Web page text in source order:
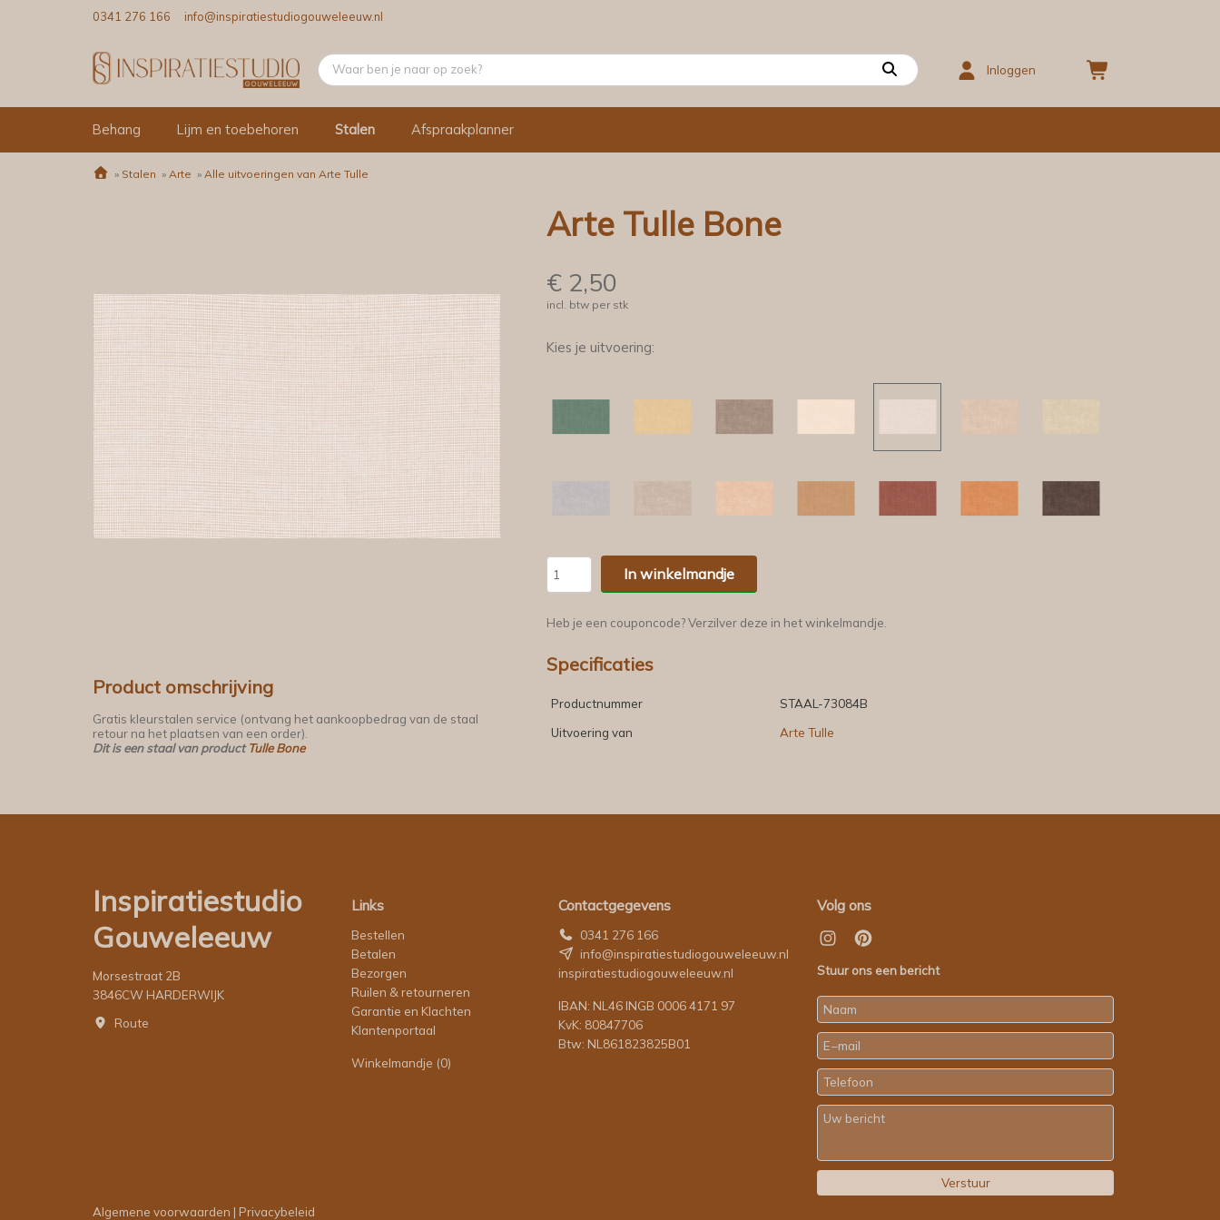
0341 276 166 info@inspiratiestudiogouweleeuw.nl
Inloggen
Behang Lijm en toebehoren Stalen Afspraakplanner
» Stalen » Arte » Alle uitvoeringen van Arte Tulle
Product omschrijving
Gratis kleurstalen service (ontvang het aankoopbedrag van de staal
retour na het plaatsen van een order).
Dit is een staal van productTulle Bone
Arte Tulle Bone
€ 2,50
incl. btw per stk
Kies je uitvoering:
In winkelmandje
Heb je een couponcode? Verzilver deze in het winkelmandje.
Specificaties
Productnummer
STAAL-73084B
Uitvoering van
Arte Tulle
Inspiratiestudio
Gouweleeuw
Morsestraat 2B
3846CW HARDERWIJK
Route
Links
Bestellen
Betalen
Bezorgen
Ruilen & retourneren
Garantie en Klachten
Klantenportaal
Winkelmandje (0)
Contactgegevens
0341 276 166
info@inspiratiestudiogouweleeuw.nl
inspiratiestudiogouweleeuw.nl
IBAN: NL46 INGB 0006 4171 97
KvK: 80847706
Btw: NL861823825B01
Volg ons
Stuur ons een bericht
Algemene voorwaarden | Privacybeleid